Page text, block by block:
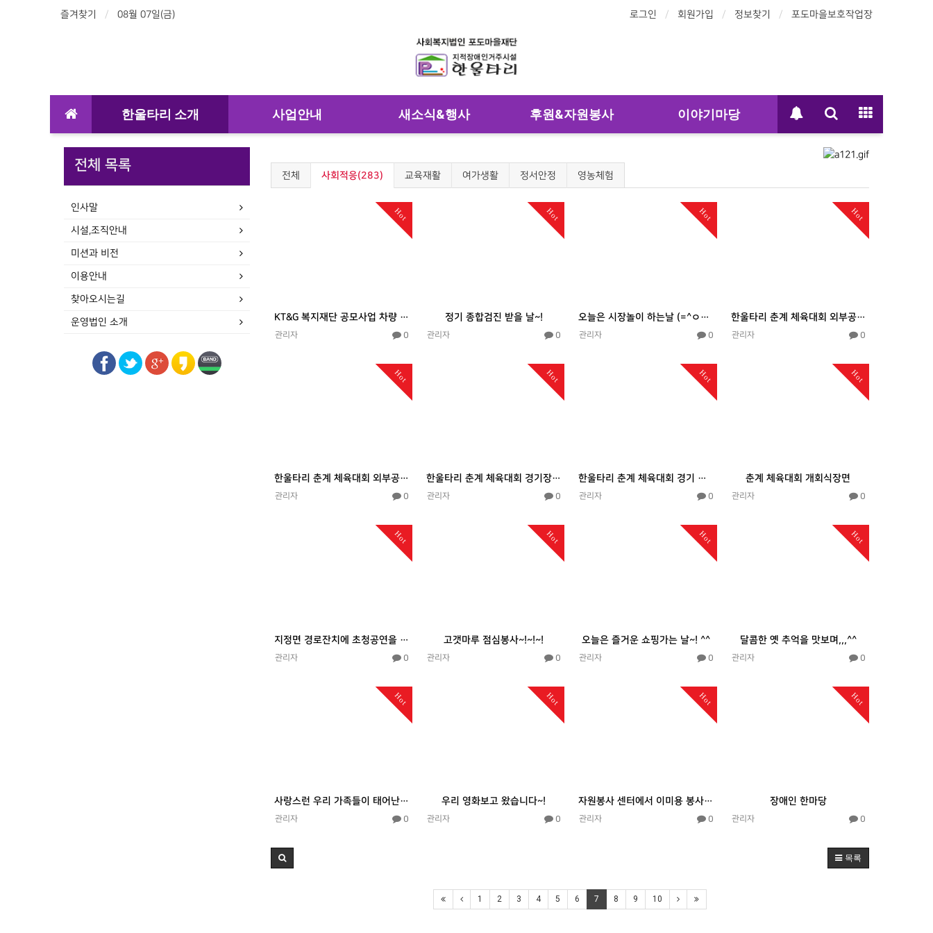
즐겨찾기 08월 07일(금) 로그인 회원가입 정보찾기 포도마을보호작업장
한울타리 소개 사업안내 새소식&행사 후원&자원봉사 이야기마당
전체 사회적응(283) 교육재활 여가생활 정서안정 영농체험
Hot
KT&G 복지재단 공모사업 차량 전달식 ^^
관리자 0
Hot
정기 종합검진 받을 날~!
관리자 0
Hot
오늘은 시장놀이 하는날 (=^ㅇ^=)~♬~♡
관리자 0
Hot
한울타리 춘계 체육대회 외부공연(봉심회)
관리자 0
Hot
한울타리 춘계 체육대회 외부공연(플러스앙상블)
관리자 0
Hot
한울타리 춘계 체육대회 경기장면 두번째
관리자 0
Hot
한울타리 춘계 체육대회 경기 내용 첫번째
관리자 0
Hot
춘계 체육대회 개회식장면
관리자 0
Hot
지정면 경로잔치에 초청공연을 다녀오다~!
관리자 0
Hot
고갯마루 점심봉사~!~!~!
관리자 0
Hot
오늘은 즐거운 쇼핑가는 날~! ^^
관리자 0
Hot
달콤한 옛 추억을 맛보며,,,^^
관리자 0
Hot
사랑스런 우리 가족들이 태어난 날~!
관리자 0
Hot
우리 영화보고 왔습니다~!
관리자 0
Hot
자원봉사 센터에서 이미용 봉사를 해주셨습니다.
관리자 0
Hot
장애인 한마당
관리자 0
목록
1 2 3 4 5 6 7 8 9 10
전체 목록
인사말
시설,조직안내
미션과 비전
이용안내
찾아오시는길
운영법인 소개